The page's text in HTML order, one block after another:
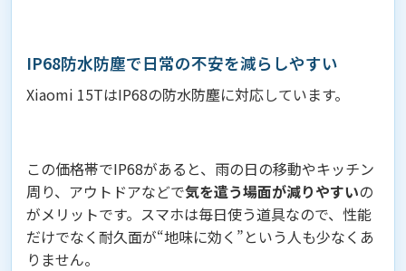
IP68防水防塵で日常の不安を減らしやすい
Xiaomi 15TはIP68の防水防塵に対応しています。
この価格帯でIP68があると、雨の日の移動やキッチン
周り、アウトドアなどで気を遣う場面が減りやすいの
がメリットです。スマホは毎日使う道具なので、性能
だけでなく耐久面が“地味に効く”という人も少なくあ
りません。